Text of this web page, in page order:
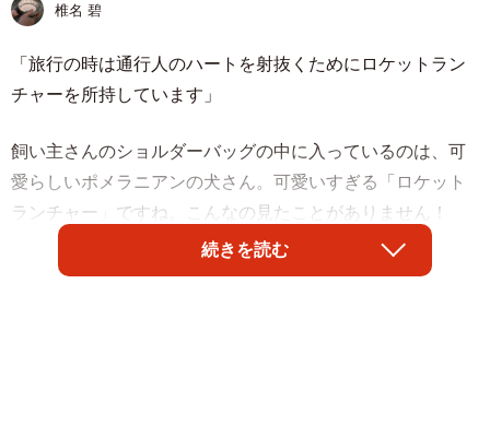
椎名 碧
「旅行の時は通行人のハートを射抜くためにロケットラン
チャーを所持しています」
飼い主さんのショルダーバッグの中に入っているのは、可
愛らしいポメラニアンの犬さん。可愛いすぎる「ロケット
ランチャー」ですね。こんなの見たことがありません！
「破壊力凄まじいです！被弾しました😍」
続きを読む